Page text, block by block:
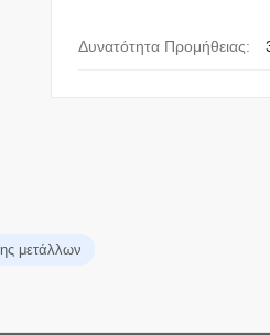
Δυνατότητα Προμήθειας:
μετάλλων